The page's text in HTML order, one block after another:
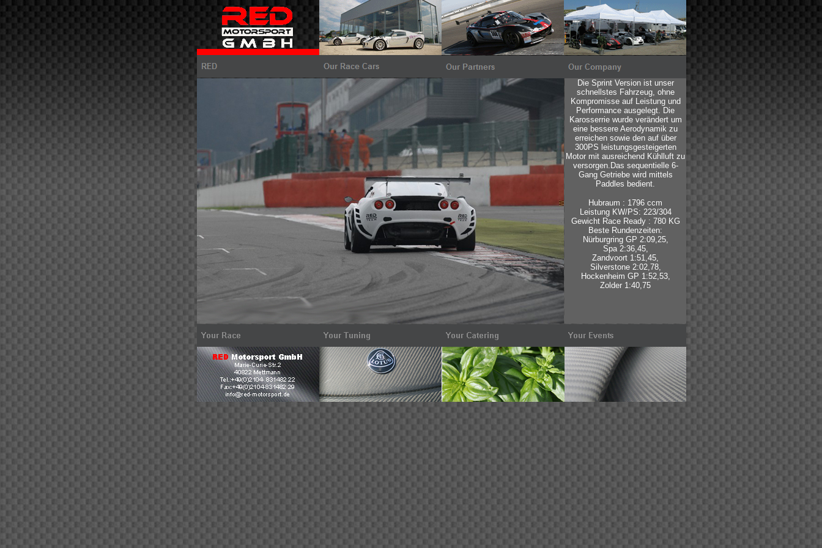
Die Sprint Version ist unser
schnellstes Fahrzeug, ohne
Kompromisse auf Leistung und
Performance ausgelegt. Die
Karosserrie wurde verändert um
eine bessere Aerodynamik zu
erreichen sowie den auf über
300PS leistungsgesteigerten
Motor mit ausreichend Kühlluft zu
versorgen.Das sequentielle 6-
Gang Getriebe wird mittels
Paddles bedient.
Hubraum : 1796 ccm
Leistung KW/PS: 223/304
Gewicht Race Ready : 780 KG
Beste Rundenzeiten:
Nürburgring GP 2:09,25,
Spa 2:36,45,
Zandvoort 1:51,45,
Silverstone 2:02,78,
Hockenheim GP 1:52,53,
Zolder 1:40,75